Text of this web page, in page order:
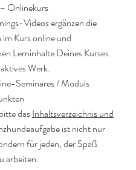
Onlinekurs
Videos ergänzen die
Kurs online und
Lerninhalte Deines Kurses
Werk.
Seminares / Moduls
dasInhaltsverzeichnis und
ist nicht nur
für jeden, der Spaß
arbeiten.